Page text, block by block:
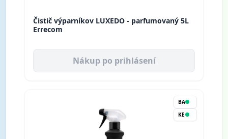
Čistič výparníkov LUXEDO - parfumovaný 5L
Errecom
Nákup po prihlásení
BA
KE